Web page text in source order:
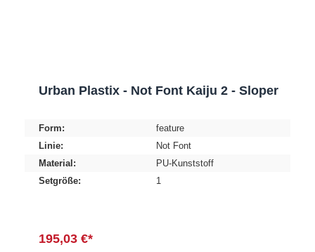
Urban Plastix - Not Font Kaiju 2 - Sloper
Form:
feature
Linie:
Not Font
Material:
PU-Kunststoff
Setgröße:
1
195,03 €*